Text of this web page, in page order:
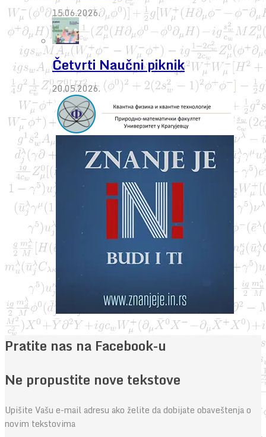
15.06.2026.
Četvrti Naučni piknik
20.05.2026.
Pratite nas na Facebook-u
Ne propustite nove tekstove
Upišite Vašu e-mail adresu ako želite da dobijate obaveštenja o
novim tekstovima